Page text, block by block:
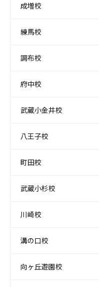
成増校
練馬校
調布校
府中校
武蔵小金井校
八王子校
町田校
武蔵小杉校
川崎校
溝の口校
向ヶ丘遊園校